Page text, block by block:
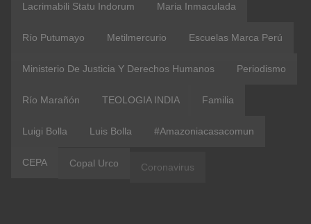
Lacrimabili Statu Indorum Maria Inmaculada
Río Putumayo Metilmercurio Escuelas Marca Perú
Ministerio De Justicia Y Derechos Humanos Periodismo
Río Marañón TEOLOGIA INDIA Familia
Luigi Bolla Luis Bolla #amazoniacasacomun
CEPA Copal Urco Coronavirus